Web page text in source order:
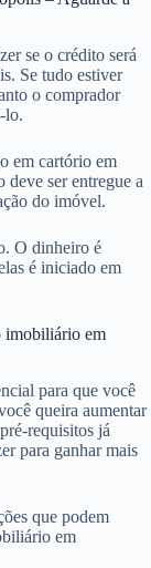
se o crédito será
Se tudo estiver
o comprador
lo.
em cartório em
ser entregue a
do imóvel.
O dinheiro é
é iniciado em
imobiliário em
para que você
queira aumentar
requisitos já
para ganhar mais
que podem
em